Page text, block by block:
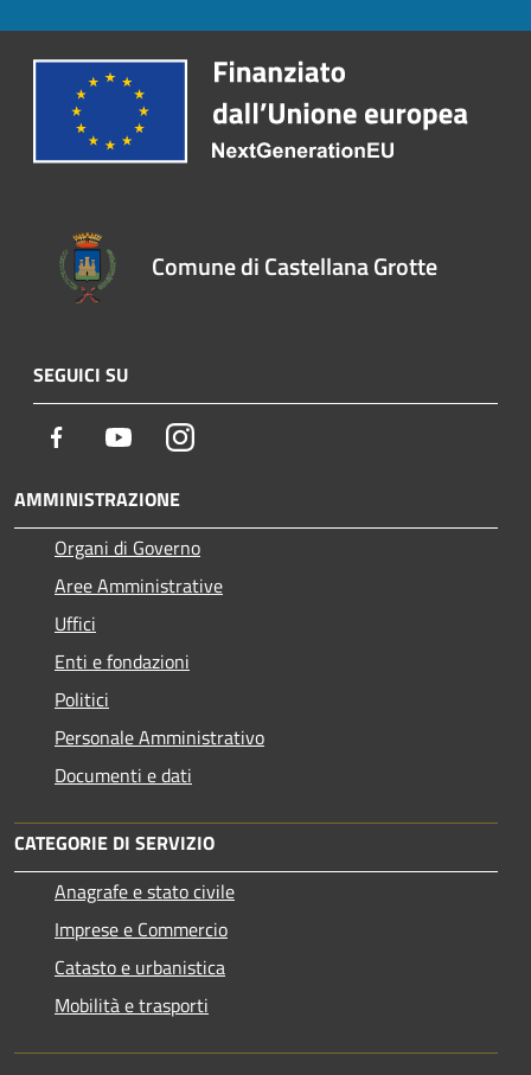
Comune di Castellana Grotte
SEGUICI SU
Facebook YoutubeInstagram
AMMINISTRAZIONE
Organi di Governo
Aree Amministrative
Uffici
Enti e fondazioni
Politici
Personale Amministrativo
Documenti e dati
CATEGORIE DI SERVIZIO
Anagrafe e stato civile
Imprese e Commercio
Catasto e urbanistica
Mobilità e trasporti